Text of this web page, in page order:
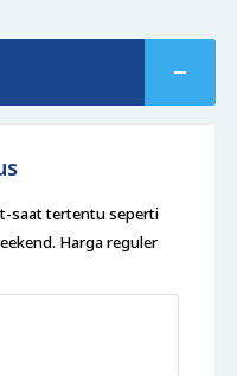
saat tertentu seperti
Harga reguler